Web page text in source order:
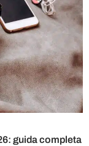
guida completa